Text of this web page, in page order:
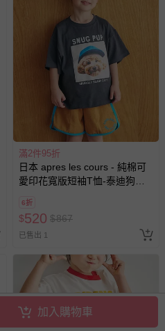
滿2件95折
日本 apres les cours - 純棉可
愛印花寬版短袖T恤-泰迪狗狗-
6折
$520 $867
已售出 1
加入購物車